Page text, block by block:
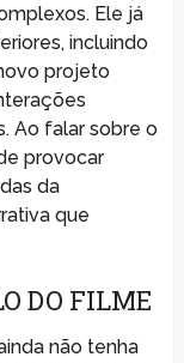
Ele já
incluindo
projeto
Ao falar sobre o
provocar
da
que
DO FILME
não tenha